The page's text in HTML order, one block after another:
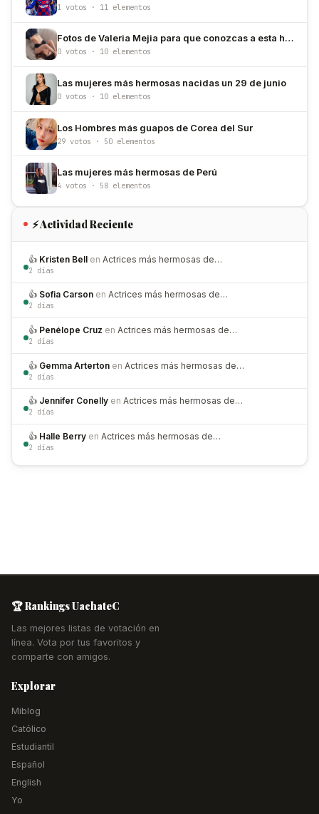
1 votos · 11 elementos
Fotos de Valeria Mejia para que conozcas a esta hermosa modelo
0 votos · 10 elementos
Las mujeres más hermosas nacidas un 29 de junio
0 votos · 10 elementos
Los Hombres más guapos de Corea del Sur
29 votos · 50 elementos
Las mujeres más hermosas de Perú
4 votos · 58 elementos
⚡ Actividad Reciente
👍 Kristen Bell en Actrices más hermosas de…
2 días
👍 Sofia Carson en Actrices más hermosas de…
2 días
👍 Penélope Cruz en Actrices más hermosas de…
2 días
👍 Gemma Arterton en Actrices más hermosas de…
2 días
👍 Jennifer Conelly en Actrices más hermosas de…
2 días
👍 Halle Berry en Actrices más hermosas de…
2 días
🏆 Rankings UachateC
Las mejores listas de votación en
línea. Vota por tus favoritos y
comparte con amigos.
Explorar
Miblog
Católico
Estudiantil
Español
English
Yo